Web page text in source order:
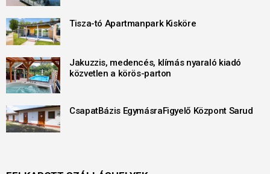
Tisza-tó Apartmanpark Kisköre
Jakuzzis, medencés, klímás nyaraló kiadó
közvetlen a körös-parton
CsapatBázis EgymásraFigyelő Központ Sarud